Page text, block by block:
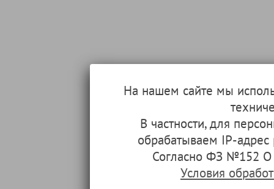
На нашем сайте мы
В частности, для
обрабатываем IP-
Согласно ФЗ №152 О
Условия